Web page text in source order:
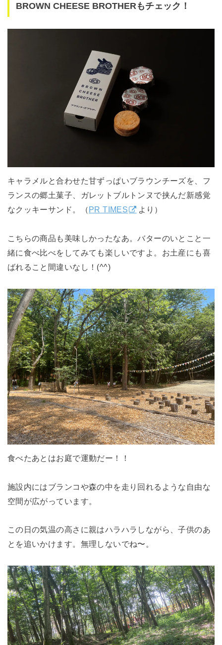
BROWN CHEESE BROTHERもチェック！
キャラメルと合わせた甘ずっぱいブラウンチーズを、フ
ランスの郷土菓子、ガレットブルトンヌで挟んだ新感覚
なクッキーサンド。（PR TIMES より）
こちらの商品も美味しかったなあ。バターのいとこと一
緒に食べ比べをしてみても楽しいですよ。お土産にも喜
ばれること間違いなし！(^^)
食べたあとはお庭で運動だー！！
施設内にはブランコや森の中を走り回れるような自由な
空間が広がっています。
この日の気温の高さに親はハラハラしながら、子供のあ
とを追いかけます。無理しないでね〜。